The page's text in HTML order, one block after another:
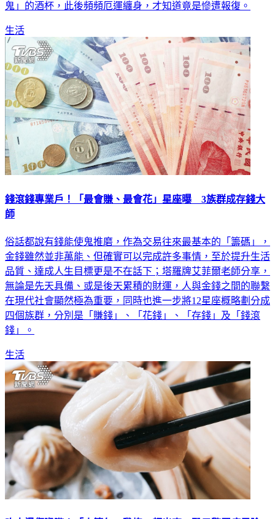
次外景經歷中，劇組工作人員不小心打破廢棄屋子裡「供養小
生活
錢滾錢專業戶！「最會賺、最會花」星座曝 3族群成存錢大
俗話都說有錢能使鬼推磨，作為交易往來最基本的「籌碼」，
金錢雖然並非萬能、但確實可以完成許多事情，至於提升生活
品質、達成人生目標更是不在話下；塔羅牌艾菲爾老師分享，
無論是先天具備、或是後天累積的財運，人與金錢之間的聯繫
在現代社會顯然極為重要，同時也進一步將12星座概略劃分成
四個族群，分別是「賺錢」、「花錢」、「存錢」及「錢滾
生活